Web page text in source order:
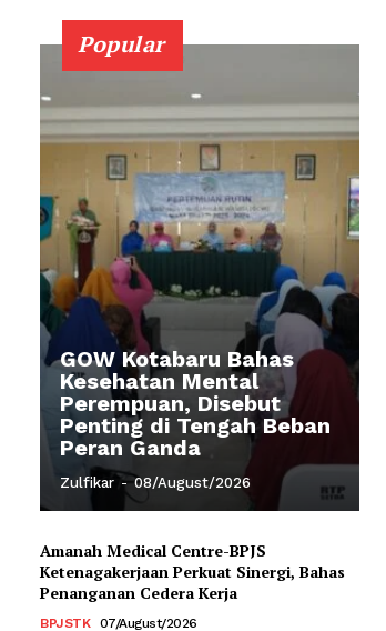
Popular
GOW Kotabaru Bahas
Kesehatan Mental
Perempuan, Disebut
Penting di Tengah Beban
Peran Ganda
Zulfikar - 08/August/2026
Amanah Medical Centre-BPJS
Ketenagakerjaan Perkuat Sinergi, Bahas
Penanganan Cedera Kerja
BPJSTK 07/August/2026